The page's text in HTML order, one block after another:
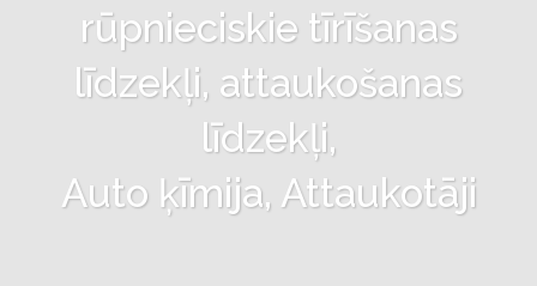
rūpnieciskie tīrīšanas
līdzekļi, attaukošanas
līdzekļi,
Auto ķīmija, Attaukotāji